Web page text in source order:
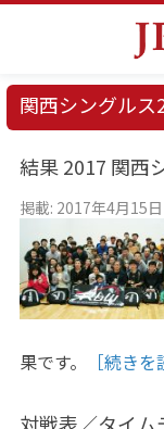
関西シングルス
結果 2017 関西
掲載: 2017年4月15日
果です。
［続きを
対戦表／タイム